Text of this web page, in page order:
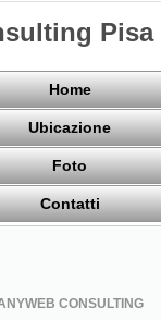
Pisa
Home
Ubicazione
Foto
Contatti
CONSULTING